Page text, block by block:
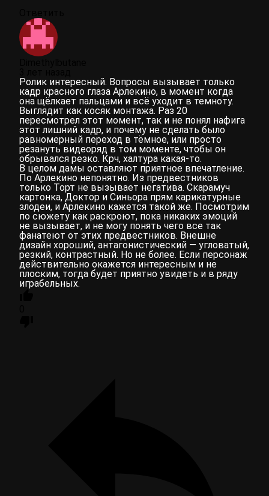
Ролик интересный. Вопросы вызывает только
кадр красного глаза Арлекино, в момент когда
она щёлкает пальцами и всё уходит в темноту.
Выглядит как косяк монтажа. Раз 20
пересмотрел этот момент, так и не понял нафига
этот лишний кадр, и почему не сделать было
равномерный переход в тёмное, или просто
резануть видеоряд в том моменте, чтобы он
обрывался резко. Крч, халтура какая-то.
В целом дамы оставляют приятное впечатление.
По Арлекино непонятно. Из предвестников
только Торт не вызывает негатива. Скарамуч
картонка, Доктор и Синьора прям карикатурные
злодеи, и Арлекино кажется такой же. Посмотрим
по сюжету как раскроют, пока никаких эмоций
не вызывает, и не могу понять чего все так
фанатеют от этих предвестников. Внешне
дизайн хороший, антагонистический — угловатый,
резкий, контрастный. Но не более. Если персонаж
действительно окажется интересным и не
плоским, тогда будет приятно увидеть и в ряду
играбельных.